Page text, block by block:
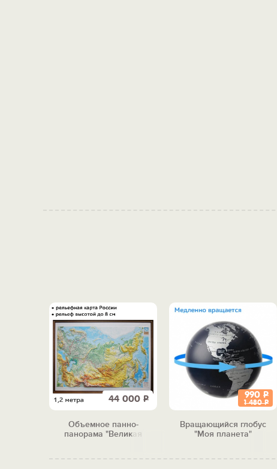
44 000 Р
Объемное панно-
панорама "Великая
990 Р
1 480Р
Вращающийся глобус
"Моя планета"